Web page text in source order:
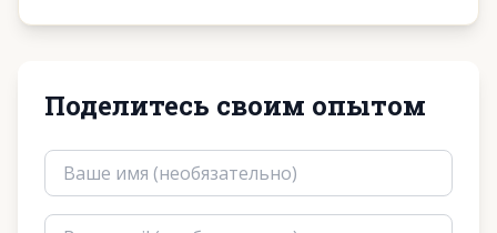
Поделитесь своим опытом